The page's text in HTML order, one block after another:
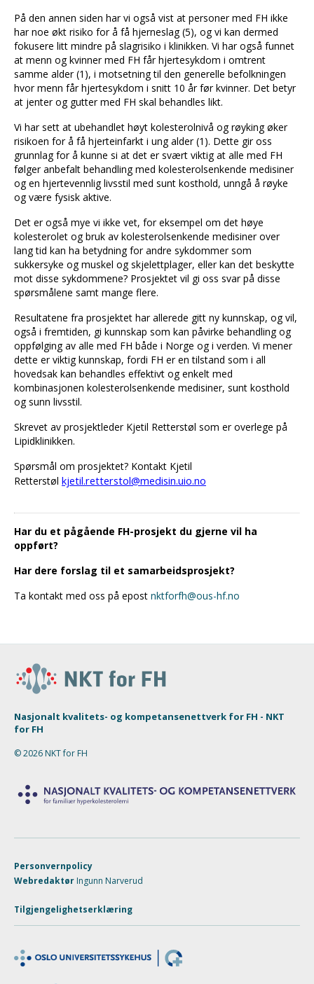
På den annen siden har vi også vist at personer med FH ikke
har noe økt risiko for å få hjerneslag (5), og vi kan dermed
fokusere litt mindre på slagrisiko i klinikken. Vi har også funnet
at menn og kvinner med FH får hjertesykdom i omtrent
samme alder (1), i motsetning til den generelle befolkningen
hvor menn får hjertesykdom i snitt 10 år før kvinner. Det betyr
at jenter og gutter med FH skal behandles likt.
Vi har sett at ubehandlet høyt kolesterolnivå og røyking øker
risikoen for å få hjerteinfarkt i ung alder (1). Dette gir oss
grunnlag for å kunne si at det er svært viktig at alle med FH
følger anbefalt behandling med kolesterolsenkende medisiner
og en hjertevennlig livsstil med sunt kosthold, unngå å røyke
og være fysisk aktive.
Det er også mye vi ikke vet, for eksempel om det høye
kolesterolet og bruk av kolesterolsenkende medisiner over
lang tid kan ha betydning for andre sykdommer som
sukkersyke og muskel og skjelettplager, eller kan det beskytte
mot disse sykdommene? Prosjektet vil gi oss svar på disse
spørsmålene samt mange flere.
Resultatene fra prosjektet har allerede gitt ny kunnskap, og vil,
også i fremtiden, gi kunnskap som kan påvirke behandling og
oppfølging av alle med FH både i Norge og i verden. Vi mener
dette er viktig kunnskap, fordi FH er en tilstand som i all
hovedsak kan behandles effektivt og enkelt med
kombinasjonen kolesterolsenkende medisiner, sunt kosthold
og sunn livsstil.
Skrevet av prosjektleder Kjetil Retterstøl som er overlege på
Lipidklinikken.
Spørsmål om prosjektet? Kontakt Kjetil
Retterstøl kjetil.retterstol@medisin.uio.no
Har du et pågående FH-prosjekt du gjerne vil ha
oppført?
Har dere forslag til et samarbeidsprosjekt?
Ta kontakt med oss på epost nktforfh@ous-hf.no
Nasjonalt kvalitets- og kompetansenettverk for FH - NKT
for FH
© 2026 NKT for FH
Personvernpolicy
Webredaktør Ingunn Narverud
Tilgjengelighetserklæring